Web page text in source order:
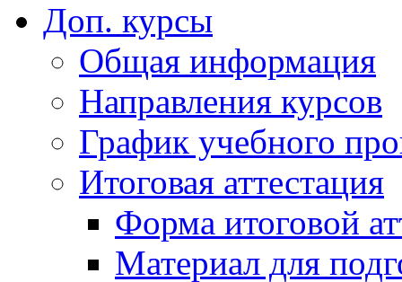
Доп. курсы
Общая информация
Направления курсов
График учебного
Итоговая аттестация
Форма итоговой
Материал для